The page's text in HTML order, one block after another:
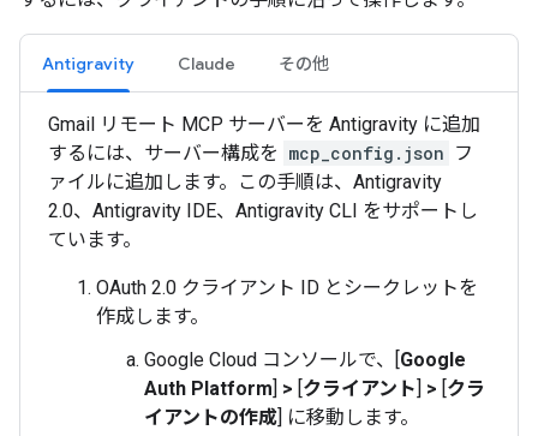
Antigravity Claude その他
Gmail リモート MCP サーバーを Antigravity に追加
するには、サーバー構成を mcp_config.json フ
ァイルに追加します。この手順は、Antigravity
2.0、Antigravity IDE、Antigravity CLI をサポートし
ています。
OAuth 2.0 クライアント ID とシークレットを
作成します。
Google Cloud コンソールで、[Google
Auth Platform] > [クライアント] > [クラ
イアントの作成] に移動します。